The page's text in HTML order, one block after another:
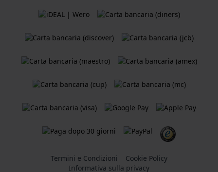
Termini e Condizioni
Cookie Policy
Informativa sulla privacy